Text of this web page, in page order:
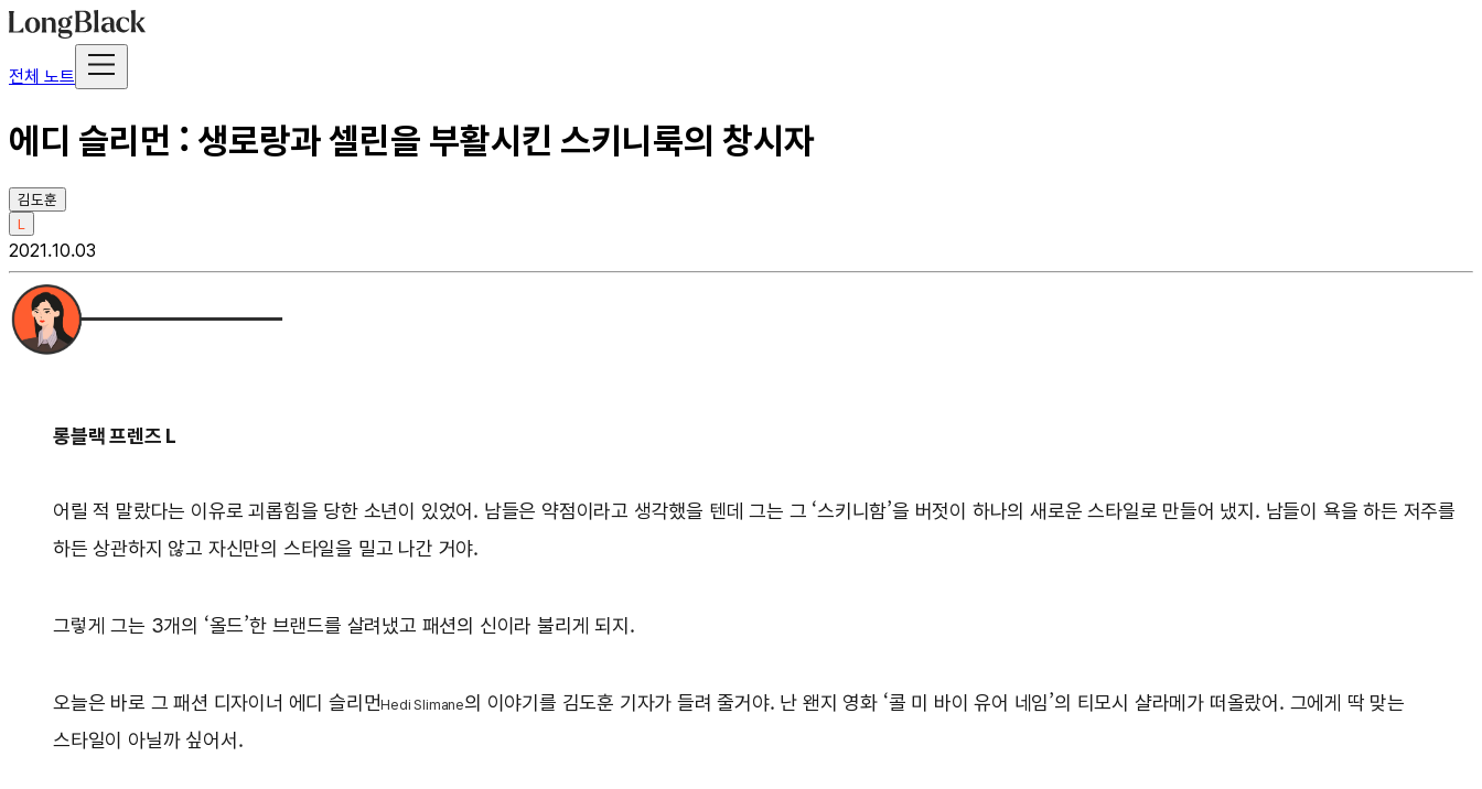
전체 노트
에디 슬리먼 : 생로랑과 셀린을 부활시킨 스키니룩의 창시자
김도훈
L
2021.10.03
롱블랙 프렌즈 L
어릴 적 말랐다는 이유로 괴롭힘을 당한 소년이 있었어. 남들은 약점이라고 생각했을 텐데 그는 그 ‘스키니함’을 버젓이 하나의 새로운 스타일로 만들어 냈지. 남들이 욕을 하든 저주를
하든 상관하지 않고 자신만의 스타일을 밀고 나간 거야.
그렇게 그는 3개의 ‘올드’한 브랜드를 살려냈고 패션의 신이라 불리게 되지.
오늘은 바로 그 패션 디자이너 에디 슬리먼Hedi Slimane의 이야기를 김도훈 기자가 들려 줄거야. 난 왠지 영화 ‘콜 미 바이 유어 네임’의 티모시 샬라메가 떠올랐어. 그에게 딱 맞는
스타일이 아닐까 싶어서.